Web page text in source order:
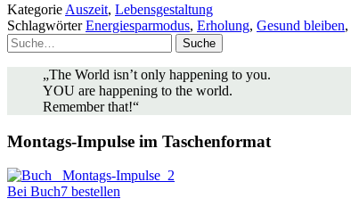
Kategorie Auszeit, Lebensgestaltung
SchlagwörterEnergiesparmodus, Erholung, Gesund bleiben,
Suche
„The World isn’t only happening to you.
YOU are happening to the world.
Remember that!“
Montags-Impulse im Taschenformat
Bei Buch7 bestellen